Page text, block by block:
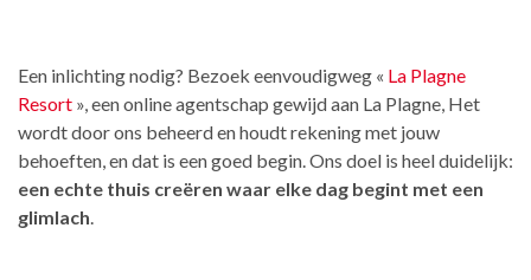
Een inlichting nodig? Bezoek eenvoudigweg « La Plagne
Resort », een online agentschap gewijd aan La Plagne, Het
wordt door ons beheerd en houdt rekening met jouw
behoeften, en dat is een goed begin. Ons doel is heel duidelijk:
een echte thuis creëren waar elke dag begint met een
glimlach.